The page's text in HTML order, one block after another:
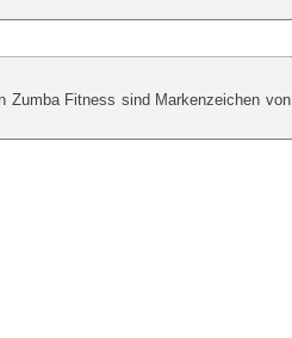
Zumba Fitness sind Markenzeichen von